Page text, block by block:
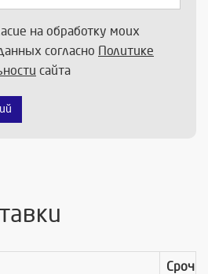
на обработку моих
согласно Политике
сайта